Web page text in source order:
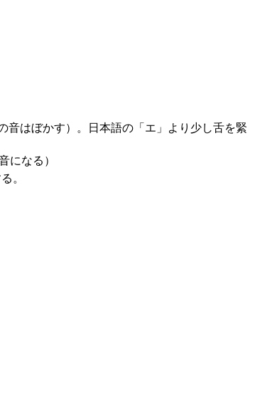
音はぼかす）。日本語の「エ」より少し舌を緊
になる）
。